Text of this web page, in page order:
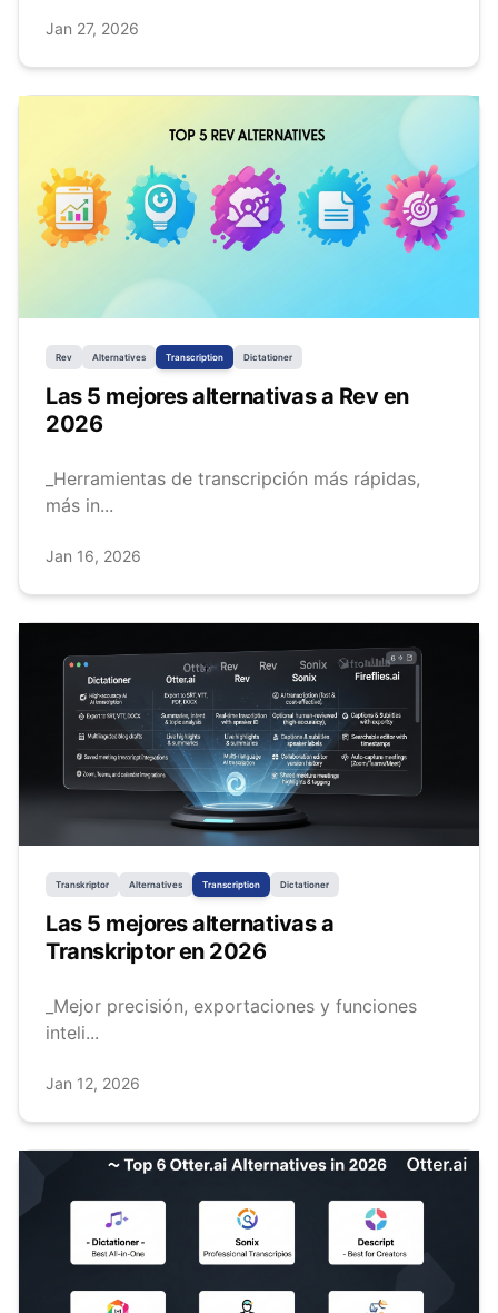
Jan 27, 2026
Rev Alternatives Transcription Dictationer
Las 5 mejores alternativas a Rev en
2026
_Herramientas de transcripción más rápidas,
más in...
Jan 16, 2026
Transkriptor Alternatives Transcription Dictationer
Las 5 mejores alternativas a
Transkriptor en 2026
_Mejor precisión, exportaciones y funciones
inteli...
Jan 12, 2026